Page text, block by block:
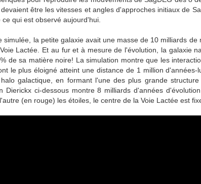
être les vitesses et angles d'approches initiaux de
qui est observé aujourd'hui.
simulée, la petite galaxie avait une masse de 10 milliards de
Lactée. Et au fur et à mesure de l'évolution, la galaxie
de sa matière noire! La simulation montre que les
le plus éloigné atteint une distance de 1 million d'années-
galactique, en formant l'une des plus grande
Dierickx ci-dessous montre 8 milliards d'années
(en rouge) les étoiles, le centre de la Voie Lactée est